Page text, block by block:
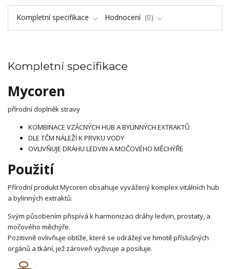
Kompletní specifikace Hodnocení 0
Kompletní specifikace
Mycoren
přírodní doplněk stravy
KOMBINACE VZÁCNÝCH HUB A BYLINNÝCH EXTRAKTŮ
DLE TČM NÁLEŽÍ K PRVKU VODY
OVLIVŇUJE DRÁHU LEDVIN A MOČOVÉHO MĚCHÝŘE
Použití
Přírodní produkt Mycoren obsahuje vyvážený komplex vitálních hub
a bylinných extraktů.
Svým působením přispívá k harmonizaci dráhy ledvin, prostaty, a
močového měchýře.
Pozitivně ovlivňuje obtíže, které se odrážejí ve hmotě příslušných
orgánů a tkání, jež zároveň vyživuje a posiluje.